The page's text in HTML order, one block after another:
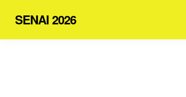
SENAI 2026